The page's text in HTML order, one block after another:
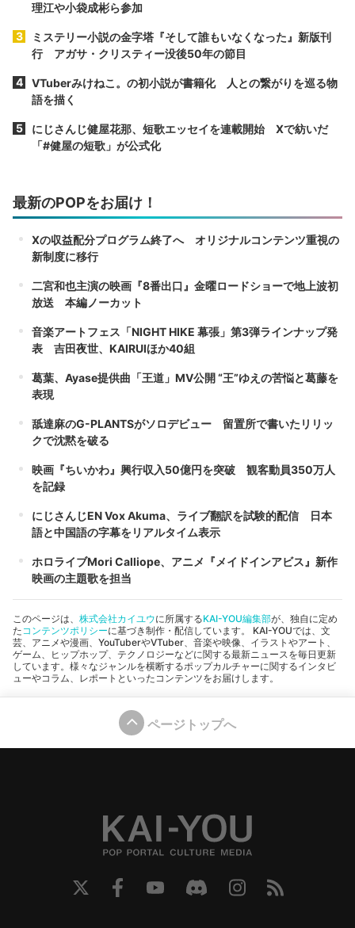
理江や小袋成彬ら参加
ミステリー小説の金字塔『そして誰もいなくなった』新版刊
行 アガサ・クリスティー没後50年の節目
VTuberみけねこ。の初小説が書籍化 人との繋がりを巡る物
語を描く
にじさんじ健屋花那、短歌エッセイを連載開始 Xで紡いだ
「#健屋の短歌」が公式化
最新のPOPをお届け！
Xの収益配分プログラム終了へ オリジナルコンテンツ重視の
新制度に移行
二宮和也主演の映画『8番出口』金曜ロードショーで地上波初
放送 本編ノーカット
音楽アートフェス「NIGHT HIKE 幕張」第3弾ラインナップ発
表 吉田夜世、KAIRUIほか40組
葛葉、Ayase提供曲「王道」MV公開 “王”ゆえの苦悩と葛藤を
表現
舐達麻のG-PLANTSがソロデビュー 留置所で書いたリリッ
クで沈黙を破る
映画『ちいかわ』興行収入50億円を突破 観客動員350万人
を記録
にじさんじEN Vox Akuma、ライブ翻訳を試験的配信 日本
語と中国語の字幕をリアルタイム表示
ホロライブMori Calliope、アニメ『メイドインアビス』新作
映画の主題歌を担当
このページは、 株式会社カイユウに所属するKAI-YOU編集部が、独自に定め
たコンテンツポリシーに基づき制作・配信しています。 KAI-YOUでは、文
芸、アニメや漫画、YouTuberやVTuber、音楽や映像、イラストやアート、
ゲーム、ヒップホップ、テクノロジーなどに関する最新ニュースを毎日更新
しています。様々なジャンルを横断するポップカルチャーに関するインタビ
ューやコラム、レポートといったコンテンツをお届けします。
ページトップへ